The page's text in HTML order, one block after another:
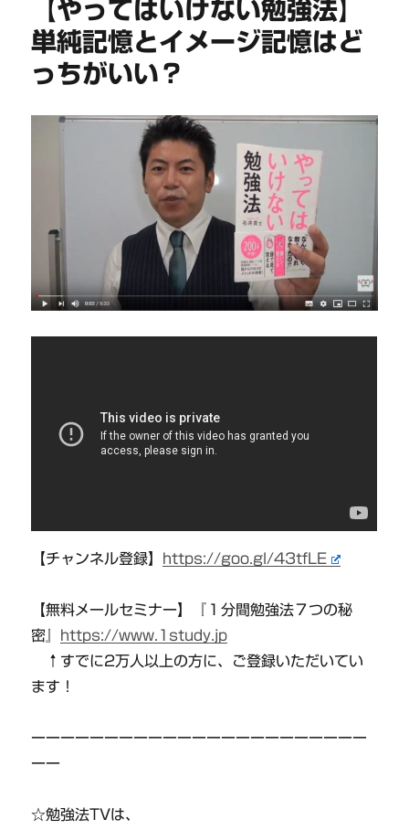
【やってはいけない勉強法】
単純記憶とイメージ記憶はど
っちがいい？
【チャンネル登録】 https://goo.gl/43tfLE
【無料メールセミナー】『１分間勉強法７つの秘
密』 https://www.1study.jp
↑すでに2万人以上の方に、ご登録いただいてい
ます！
ーーーーーーーーーーーーーーーーーーーーーーー
ーー
☆勉強法TVは、